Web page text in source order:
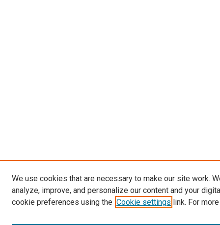
We use cookies that are necessary to make our site work.
analyze, improve, and personalize our content and your
cookie preferences using the Cookie settings link. For